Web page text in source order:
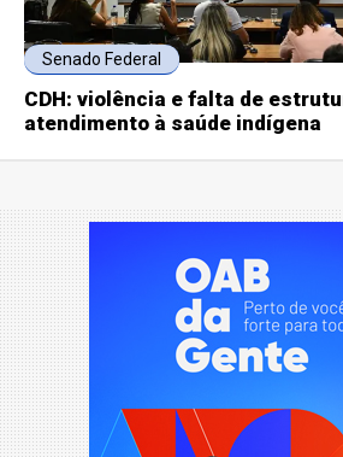
Senado Federal
CDH: violência e falta de
atendimento à saúde indígena